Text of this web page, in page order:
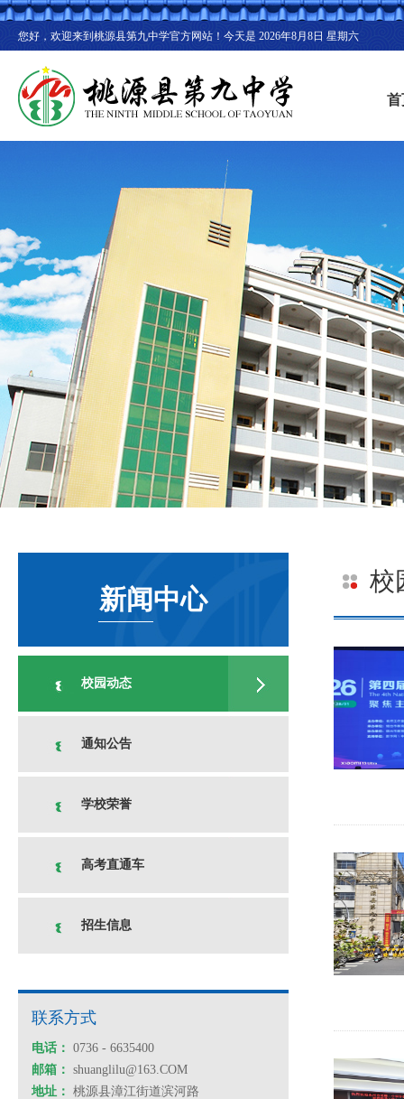
您好，欢迎来到桃源县第九中学官方网站！今天是 2026年8月8日 星期六
首
新闻中心
校园动态
通知公告
学校荣誉
高考直通车
招生信息
联系方式
电话： 0736 - 6635400
邮箱： shuanglilu@163.COM
地址： 桃源县漳江街道滨河路
校